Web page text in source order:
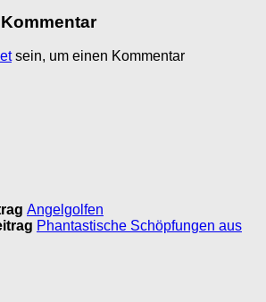
sein, um einen Kommentar
Angelgolfen
Phantastische Schöpfungen aus